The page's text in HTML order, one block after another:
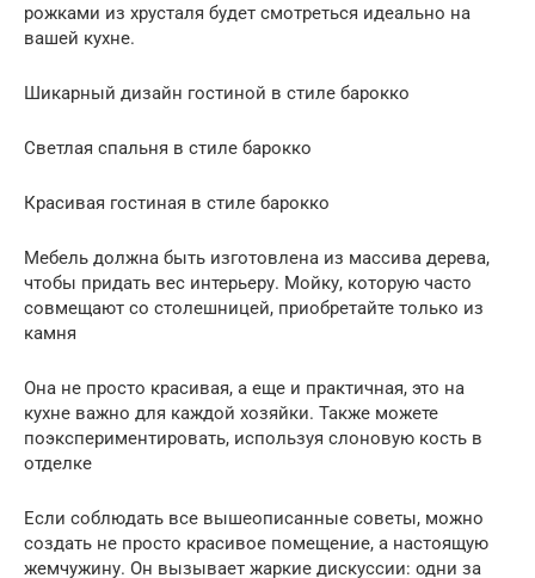
рожками из хрусталя будет смотреться идеально на
вашей кухне.
Шикарный дизайн гостиной в стиле барокко
Светлая спальня в стиле барокко
Красивая гостиная в стиле барокко
Мебель должна быть изготовлена из массива дерева,
чтобы придать вес интерьеру. Мойку, которую часто
совмещают со столешницей, приобретайте только из
камня
Она не просто красивая, а еще и практичная, это на
кухне важно для каждой хозяйки. Также можете
поэкспериментировать, используя слоновую кость в
отделке
Если соблюдать все вышеописанные советы, можно
создать не просто красивое помещение, а настоящую
жемчужину. Он вызывает жаркие дискуссии: одни за